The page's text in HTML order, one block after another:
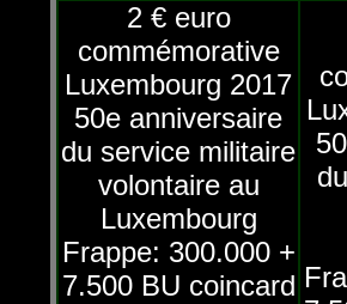
2 € euro
commémorative
Luxembourg 2017
50e anniversaire
du service militaire
volontaire au
Luxembourg
Frappe: 300.000 +
7.500 BU coincard